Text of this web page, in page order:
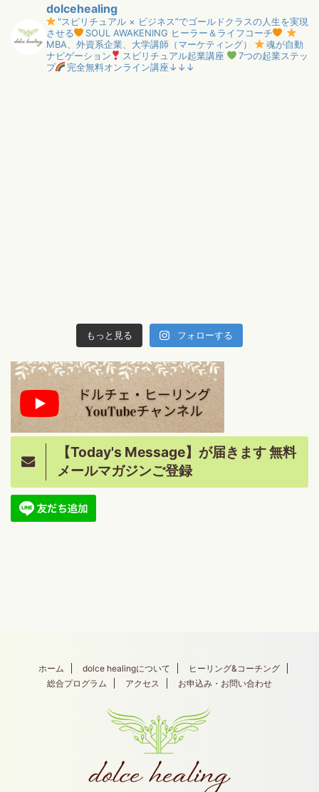
dolcehealing
"スピリチュアル × ビジネス”でゴールドクラスの人生を実現
させる
SOUL AWAKENING ヒーラー＆ライフコーチ
MBA、外資系企業、大学講師（マーケティング）
魂が自動
ナビゲーション
スピリチュアル起業講座
7つの起業ステッ
プ
完全無料オンライン講座↓↓↓
もっと見る フォローする
【Today's Message】が届きます 無料
メールマガジンご登録
ホーム dolce healingについて
ヒーリング&コーチング
総合プログラム
アクセス お申込み・お問い合わせ